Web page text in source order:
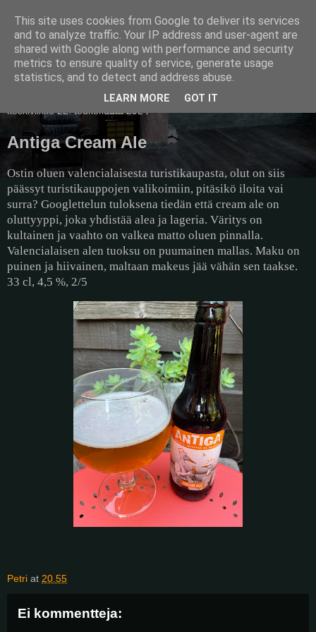
Pullollinen
keskiviikko 22. toukokuuta 2024
Antiga Cream Ale
Ostin oluen valencialaisesta turistikaupasta, olut on siis
päässyt turistikauppojen valikoimiin, pitäsikö iloita vai
surra? Googlettelun tuloksena tiedän että cream ale on
oluttyyppi, joka yhdistää alea ja lageria. Väritys on
kultainen ja vaahto on valkea matto oluen pinnalla.
Valencialaisen alen tuoksu on puumainen mallas. Maku on
puinen ja hiivainen, maltaan makeus jää vähän sen taakse.
33 cl, 4,5 %, 2/5
Petri at 20.55
Ei kommentteja:
This site uses cookies from Google to deliver its services
and to analyze traffic. Your IP address and user-agent are
shared with Google along with performance and security
metrics to ensure quality of service, generate usage
statistics, and to detect and address abuse.
LEARN MORE GOT IT